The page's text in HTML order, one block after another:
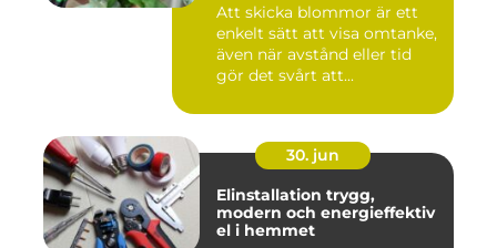
Att skicka blommor är ett
enkelt sätt att visa omtanke,
även när avstånd eller tid
gör det svårt att...
30. jun
Elinstallation trygg,
modern och energieffektiv
el i hemmet